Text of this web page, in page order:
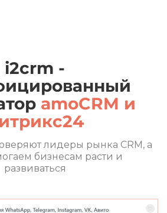
i2crm -
amoCRM и
лидеры рынка CRM, а
бизнесам расти и
развиваться